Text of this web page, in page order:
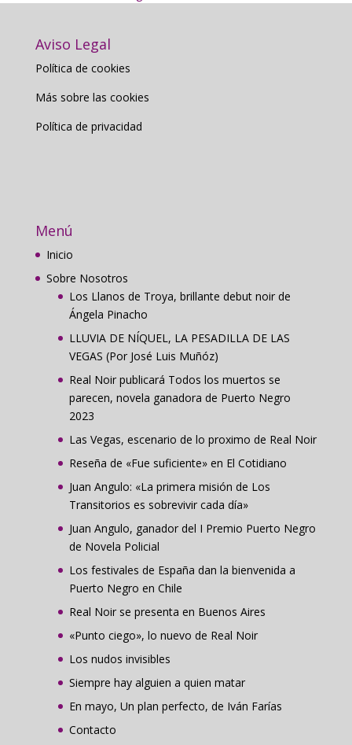
Aviso Legal
Política de cookies
Más sobre las cookies
Política de privacidad
Menú
Inicio
Sobre Nosotros
Los Llanos de Troya, brillante debut noir de
Ángela Pinacho
LLUVIA DE NÍQUEL, LA PESADILLA DE LAS
VEGAS (Por José Luis Muñóz)
Real Noir publicará Todos los muertos se
parecen, novela ganadora de Puerto Negro
2023
Las Vegas, escenario de lo proximo de Real Noir
Reseña de «Fue suficiente» en El Cotidiano
Juan Angulo: «La primera misión de Los
Transitorios es sobrevivir cada día»
Juan Angulo, ganador del I Premio Puerto Negro
de Novela Policial
Los festivales de España dan la bienvenida a
Puerto Negro en Chile
Real Noir se presenta en Buenos Aires
«Punto ciego», lo nuevo de Real Noir
Los nudos invisibles
Siempre hay alguien a quien matar
En mayo, Un plan perfecto, de Iván Farías
Contacto